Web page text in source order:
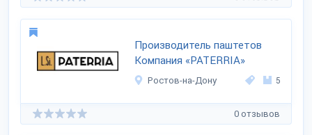
Производитель паштетов
Компания «PATERRIA»
Ростов-на-Дону 5
0 отзывов